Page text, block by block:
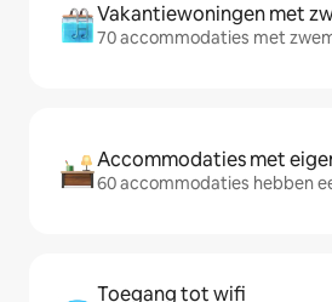
Vakantiewoningen met
70 accommodaties met
Accommodaties met
60 accommodaties hebben
Toegang tot wifi